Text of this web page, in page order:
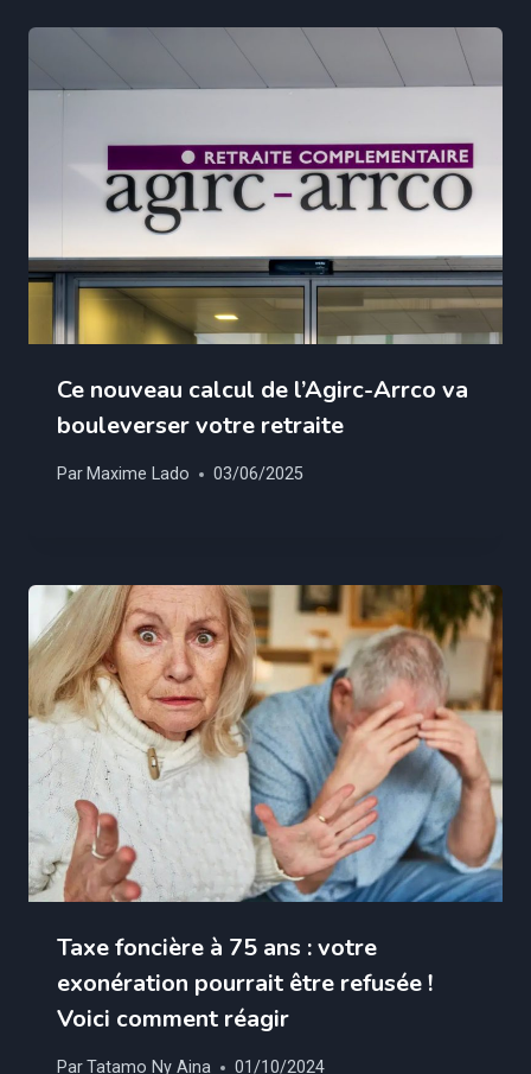
Ce nouveau calcul de l’Agirc-Arrco va
bouleverser votre retraite
Par Maxime Lado 03/06/2025
Taxe foncière à 75 ans : votre
exonération pourrait être refusée !
Voici comment réagir
ParTatamo Ny Aina 01/10/2024